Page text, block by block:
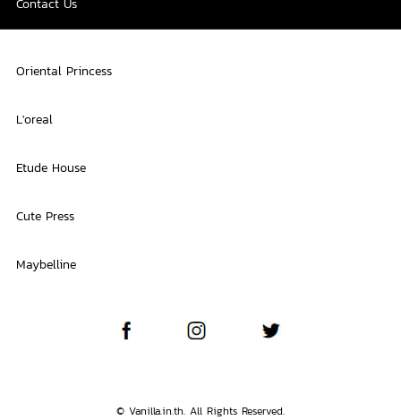
Contact Us
Oriental Princess
L'oreal
Etude House
Cute Press
Maybelline
© Vanilla.in.th. All Rights Reserved.